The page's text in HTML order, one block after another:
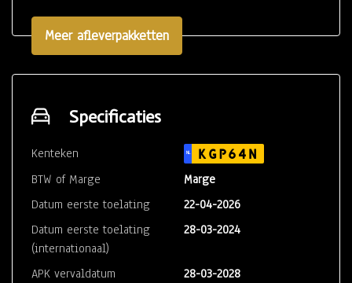
Meer afleverpakketten
Specificaties
Kenteken NL
KGP64N
BTW of Marge
Marge
Datum eerste toelating
22-04-2026
Datum eerste toelating
(internationaal)
28-03-2024
APK vervaldatum
28-03-2028